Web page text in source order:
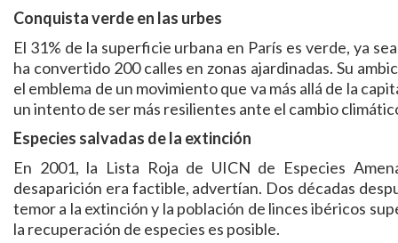
Conquista verde en las urbes
El 31% de la superficie urbana en París es verde, ya
ha convertido 200 calles en zonas ajardinadas. Su
el emblema de un movimiento que va más allá de la
un intento de ser más resilientes ante el cambio
Especies salvadas de la extinción
En 2001, la Lista Roja de UICN de Especies
desaparición era factible, advertían. Dos décadas
temor a la extinción y la población de linces ibéricos
la recuperación de especies es posible.